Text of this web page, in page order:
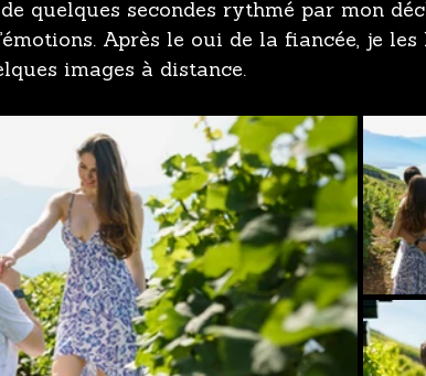
quelques secondes rythmé par mon
Après le oui de la fiancée, je
images à distance.